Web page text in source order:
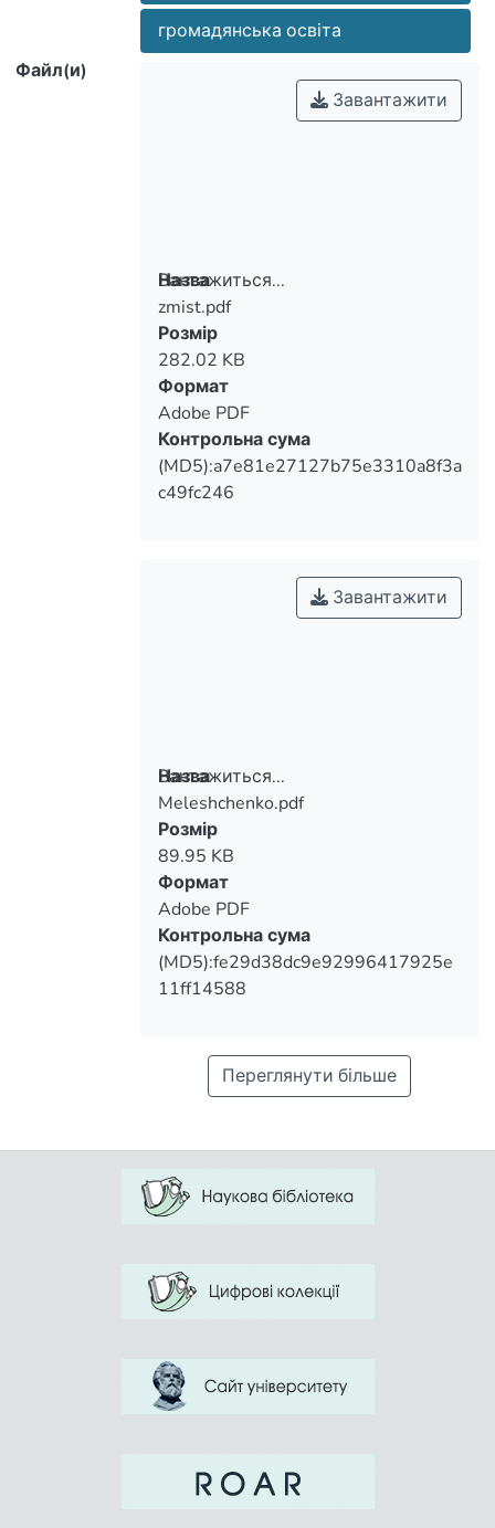
громадянська освіта
Файл(и)
Вантажиться...
Вантажиться...
Завантажити
Назва
zmist.pdf
Розмір
282.02 KB
Формат
Adobe PDF
Контрольна сума
(MD5):a7e81e27127b75e3310a8f3a
c49fc246
Вантажиться...
Вантажиться...
Завантажити
Назва
Meleshchenko.pdf
Розмір
89.95 KB
Формат
Adobe PDF
Контрольна сума
(MD5):fe29d38dc9e92996417925e
11ff14588
Переглянути більше